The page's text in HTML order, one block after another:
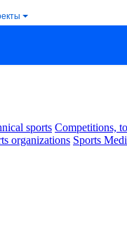
sports Competitions,
organizations Sports